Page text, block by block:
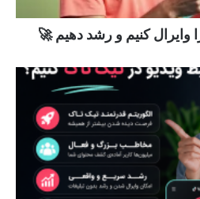
وایرال کنیم و رشد دهیم 🚀